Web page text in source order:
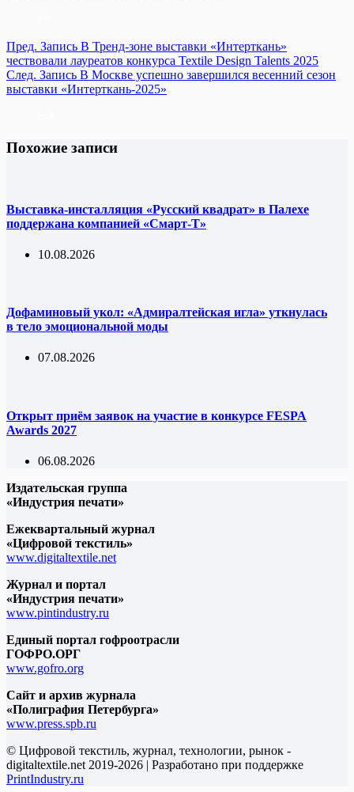
Пред. Запись В Тренд-зоне выставки «Интерткань»
чествовали лауреатов конкурса Textile Design Talents 2025
След. Запись В Москве успешно завершился весенний сезон
выставки «Интерткань-2025»
Похожие записи
Выставка-инсталляция «Русский квадрат» в Палехе
поддержана компанией «Смарт-Т»
10.08.2026
Дофаминовый укол: «Адмиралтейская игла» уткнулась
в тело эмоциональной моды
07.08.2026
Открыт приём заявок на участие в конкурсе FESPA
Awards 2027
06.08.2026
Издательская группа
«Индустрия печати»
Ежеквартальный журнал
«Цифровой текстиль»
www.digitaltextile.net
Журнал и портал
«Индустрия печати»
www.pintindustry.ru
Единый портал гофроотрасли
ГОФРО.ОРГ
www.gofro.org
Сайт и архив журнала
«Полиграфия Петербурга»
www.press.spb.ru
© Цифровой текстиль, журнал, технологии, рынок -
digitaltextile.net 2019-2026 | Разработано при поддержке
PrintIndustry.ru